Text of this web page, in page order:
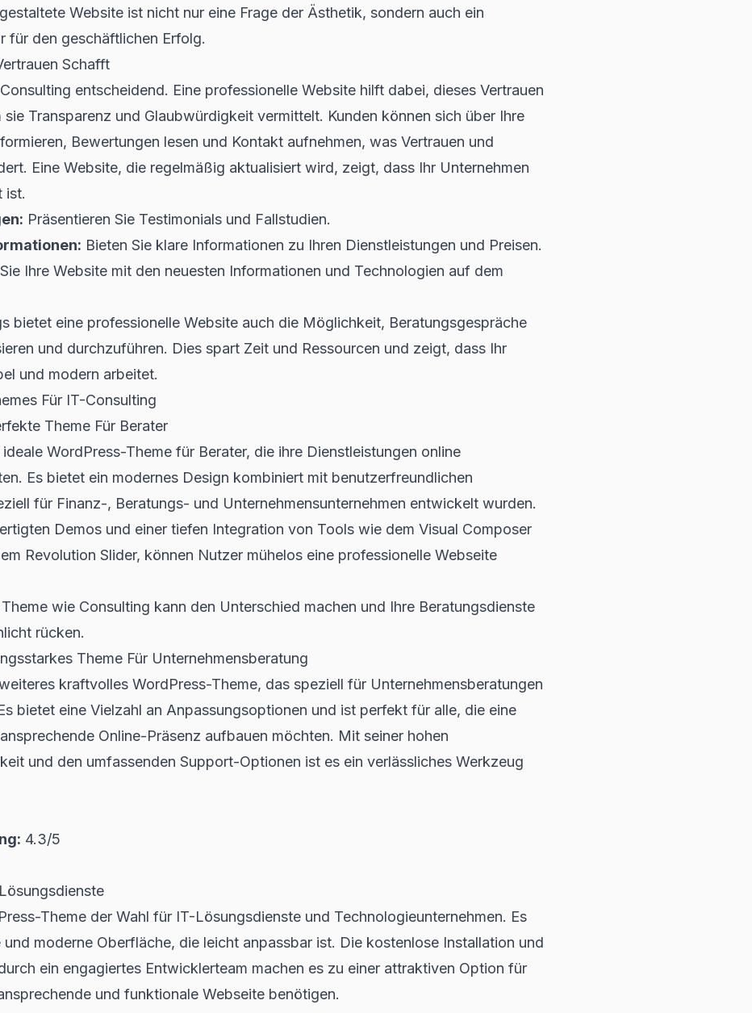
Website ist nicht nur eine Frage der Ästhetik, sondern auch ein
für den geschäftlichen Erfolg.
Schafft
entscheidend. Eine professionelle Website hilft dabei, dieses Vertrauen
Transparenz und Glaubwürdigkeit vermittelt. Kunden können sich über Ihre
Bewertungen lesen und Kontakt aufnehmen, was Vertrauen und
Eine Website, die regelmäßig aktualisiert wird, zeigt, dass Ihr Unternehmen
ist.
Präsentieren Sie Testimonials und Fallstudien.
Bieten Sie klare Informationen zu Ihren Dienstleistungen und Preisen.
Ihre Website mit den neuesten Informationen und Technologien auf dem
bietet eine professionelle Website auch die Möglichkeit, Beratungsgespräche
und durchzuführen. Dies spart Zeit und Ressourcen und zeigt, dass Ihr
und modern arbeitet.
Für IT-Consulting
Theme Für Berater
WordPress-Theme für Berater, die ihre Dienstleistungen online
Es bietet ein modernes Design kombiniert mit benutzerfreundlichen
für Finanz-, Beratungs- und Unternehmensunternehmen entwickelt wurden.
Demos und einer tiefen Integration von Tools wie dem Visual Composer
Revolution Slider, können Nutzer mühelos eine professionelle Webseite
wie Consulting kann den Unterschied machen und Ihre Beratungsdienste
rücken.
Theme Für Unternehmensberatung
kraftvolles WordPress-Theme, das speziell für Unternehmensberatungen
bietet eine Vielzahl an Anpassungsoptionen und ist perfekt für alle, die eine
Online-Präsenz aufbauen möchten. Mit seiner hohen
und den umfassenden Support-Optionen ist es ein verlässliches Werkzeug
4.3/5
Theme der Wahl für IT-Lösungsdienste und Technologieunternehmen. Es
und moderne Oberfläche, die leicht anpassbar ist. Die kostenlose Installation und
ein engagiertes Entwicklerteam machen es zu einer attraktiven Option für
und funktionale Webseite benötigen.